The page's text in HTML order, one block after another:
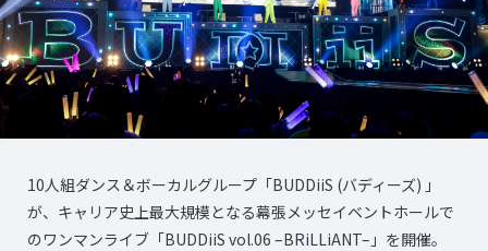
10人組ダンス＆ボーカルグループ「BUDDiiS (バディーズ) 」
が、キャリア史上最大規模となる幕張メッセイベントホールで
のワンマンライブ「BUDDiiS vol.06 –BRiLLiANT–」を開催。